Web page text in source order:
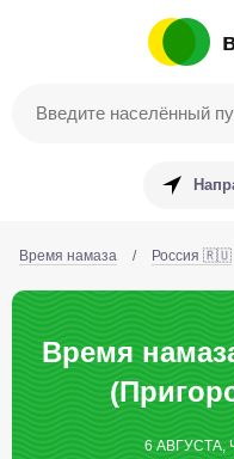
Время намаза / Россия 🇷🇺
Время
6 АВГУСТА,